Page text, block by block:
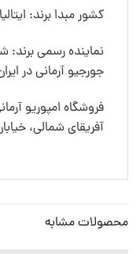
کشور مبدا برند: ایتالیا
نماینده رسمی برند:
جورجیو آرمانی در
فروشگاه امپوریو
آفریقای شمالی،
محصولات مشابه